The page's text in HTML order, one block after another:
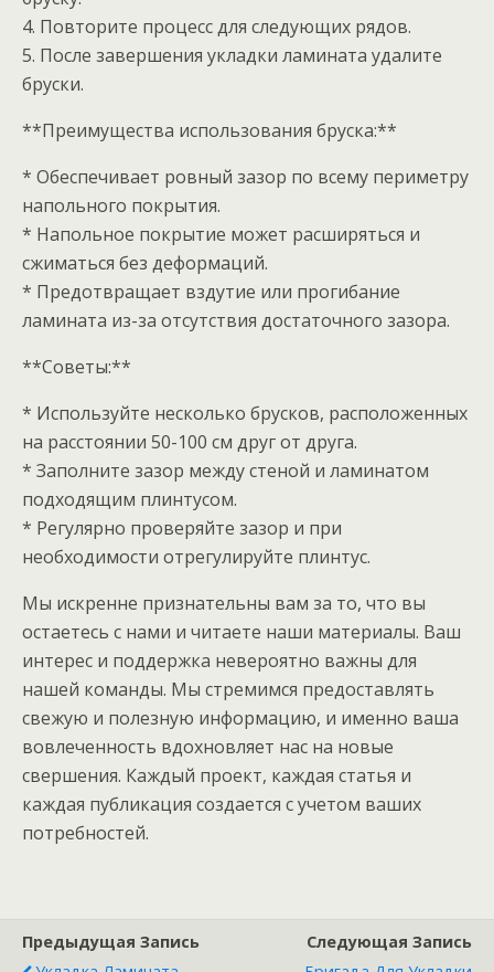
4. Повторите процесс для следующих рядов.
5. После завершения укладки ламината удалите
бруски.
**Преимущества использования бруска:**
* Обеспечивает ровный зазор по всему периметру
напольного покрытия.
* Напольное покрытие может расширяться и
сжиматься без деформаций.
* Предотвращает вздутие или прогибание
ламината из-за отсутствия достаточного зазора.
**Советы:**
* Используйте несколько брусков, расположенных
на расстоянии 50-100 см друг от друга.
* Заполните зазор между стеной и ламинатом
подходящим плинтусом.
* Регулярно проверяйте зазор и при
необходимости отрегулируйте плинтус.
Мы искренне признательны вам за то, что вы
остаетесь с нами и читаете наши материалы. Ваш
интерес и поддержка невероятно важны для
нашей команды. Мы стремимся предоставлять
свежую и полезную информацию, и именно ваша
вовлеченность вдохновляет нас на новые
свершения. Каждый проект, каждая статья и
каждая публикация создается с учетом ваших
потребностей.
Предыдущая Запись
Следующая Запись